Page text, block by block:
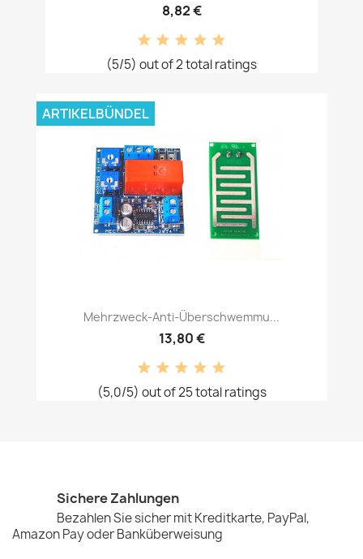
8,82 €
(5/5) out of 2 total ratings
Mehrzweck-Anti-Überschwemmu...
13,80 €
(5,0/5) out of 25 total ratings
ARTIKELBÜNDEL
Sichere Zahlungen
Bezahlen Sie sicher mit Kreditkarte, PayPal,
Amazon Pay oder Banküberweisung